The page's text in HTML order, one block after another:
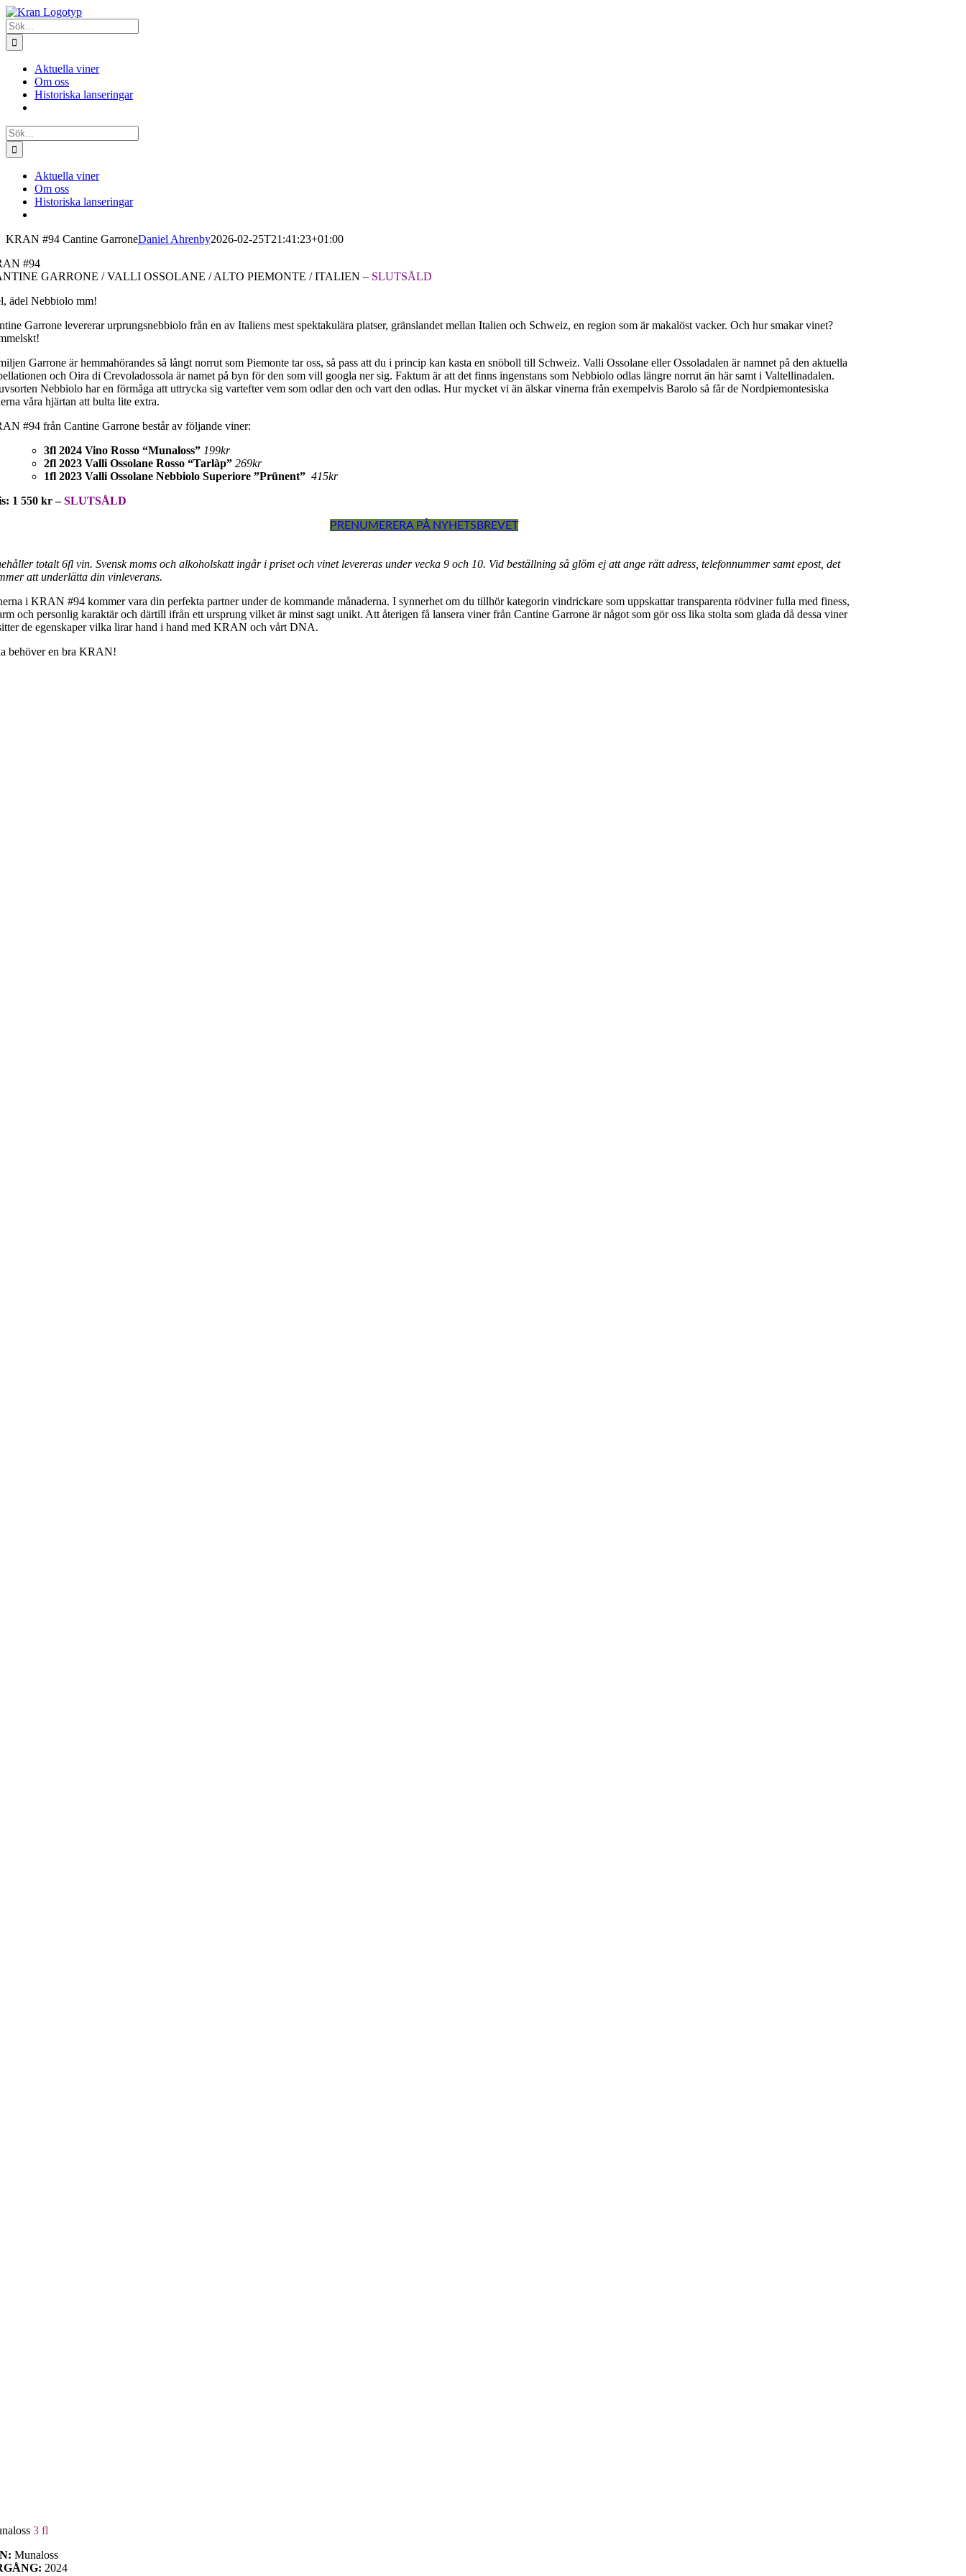
Fortsätt
till
innehållet
Sök
efter:
Aktuella viner
Om oss
Historiska lanseringar
Sök
efter:
Aktuella viner
Om oss
Historiska lanseringar
KRAN #94 Cantine GarroneDaniel Ahrenby2026-02-25T21:41:23+01:00
#94
GARRONE / VALLI OSSOLANE / ALTO PIEMONTE / ITALIEN – SLUTSÅLD
ädel Nebbiolo mm!
Garrone levererar urprungsnebbiolo från en av Italiens mest spektakulära platser, gränslandet mellan Italien och Schweiz, en region som är makalöst vacker. Och hur smakar vinet?
Garrone är hemmahörandes så långt norrut som Piemonte tar oss, så pass att du i princip kan kasta en snöboll till Schweiz. Valli Ossolane eller Ossoladalen är namnet på den aktuella
och Oira di Crevoladossola är namet på byn för den som vill googla ner sig. Faktum är att det finns ingenstans som Nebbiolo odlas längre norrut än här samt i Valtellinadalen.
Nebbiolo har en förmåga att uttrycka sig vartefter vem som odlar den och vart den odlas. Hur mycket vi än älskar vinerna från exempelvis Barolo så får de Nordpiemontesiska
våra hjärtan att bulta lite extra.
#94 från Cantine Garrone består av följande viner:
3fl 2024 Vino Rosso “Munaloss” 199kr
2fl 2023 Valli Ossolane Rosso “Tarlàp” 269kr
1fl 2023 Valli Ossolane Nebbiolo Superiore ”Prünent” 415kr
1 550 kr –SLUTSÅLD
PRENUMERERA PÅ NYHETSBREVET
totalt 6fl vin. Svensk moms och alkoholskatt ingår i priset och vinet levereras under vecka 9 och 10. Vid beställning så glöm ej att ange rätt adress, telefonnummer samt epost, det
att underlätta din vinleverans.
i KRAN #94 kommer vara din perfekta partner under de kommande månaderna. I synnerhet om du tillhör kategorin vindrickare som uppskattar transparenta rödviner fulla med finess,
och personlig karaktär och därtill ifrån ett ursprung vilket är minst sagt unikt. Att återigen få lansera viner från Cantine Garrone är något som gör oss lika stolta som glada då dessa viner
de egenskaper vilka lirar hand i hand med KRAN och vårt DNA.
behöver en bra KRAN!
3 fl
Munaloss
2024